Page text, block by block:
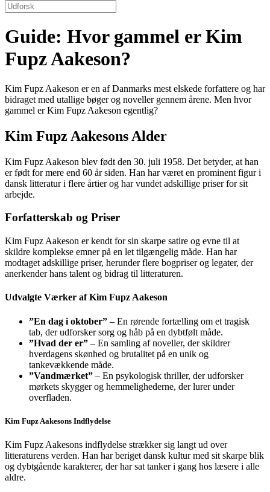
Guide: Hvor gammel er Kim
Fupz Aakeson?
Kim Fupz Aakeson er en af Danmarks mest elskede forfattere og har
bidraget med utallige bøger og noveller gennem årene. Men hvor
gammel er Kim Fupz Aakeson egentlig?
Kim Fupz Aakesons Alder
Kim Fupz Aakeson blev født den 30. juli 1958. Det betyder, at han
er født for mere end 60 år siden. Han har været en prominent figur i
dansk litteratur i flere årtier og har vundet adskillige priser for sit
arbejde.
Forfatterskab og Priser
Kim Fupz Aakeson er kendt for sin skarpe satire og evne til at
skildre komplekse emner på en let tilgængelig måde. Han har
modtaget adskillige priser, herunder flere bogpriser og legater, der
anerkender hans talent og bidrag til litteraturen.
Udvalgte Værker af Kim Fupz Aakeson
”En dag i oktober” – En rørende fortælling om et tragisk
tab, der udforsker sorg og håb på en dybtfølt måde.
”Hvad der er” – En samling af noveller, der skildrer
hverdagens skønhed og brutalitet på en unik og
tankevækkende måde.
”Vandmærket” – En psykologisk thriller, der udforsker
mørkets skygger og hemmelighederne, der lurer under
overfladen.
Kim Fupz Aakesons Indflydelse
Kim Fupz Aakesons indflydelse strækker sig langt ud over
litteraturens verden. Han har beriget dansk kultur med sit skarpe blik
og dybtgående karakterer, der har sat tanker i gang hos læsere i alle
aldre.